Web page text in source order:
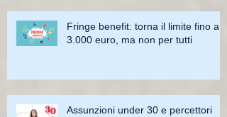
Fringe benefit: torna il limite fino a
3.000 euro, ma non per tutti
Assunzioni under 30 e percettori